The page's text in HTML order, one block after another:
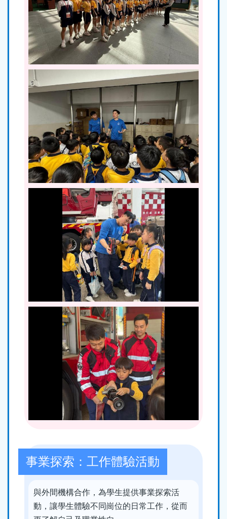
事業探索：工作體驗活動
與外間機構合作，為學生提供事業探索活
動，讓學生體驗不同崗位的日常工作，從而